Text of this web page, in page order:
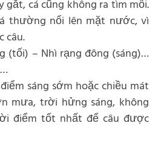
gắt, cá cũng không ra tìm mồi.
thường nổi lên mặt nước, vì
câu.
(tối) – Nhì rạng đông (sáng)…
sáng sớm hoặc chiều mát
mưa, trời hửng sáng, không
điểm tốt nhất để câu được